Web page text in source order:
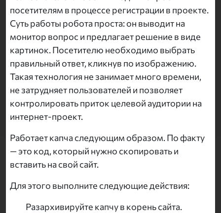
посетителям в процессе регистрации в проекте.
Суть работы робота проста: он выводит на
монитор вопрос и предлагает решение в виде
картинок. Посетителю необходимо выбрать
правильный ответ, кликнув по изображению.
Такая технология не занимает много времени,
не затрудняет пользователей и позволяет
контролировать приток целевой аудитории на
интернет-проект.
Работает капча следующим образом. По факту
— это код, который нужно скопировать и
вставить на свой сайт.
Для этого выполните следующие действия:
Разархивируйте капчу в корень сайта.